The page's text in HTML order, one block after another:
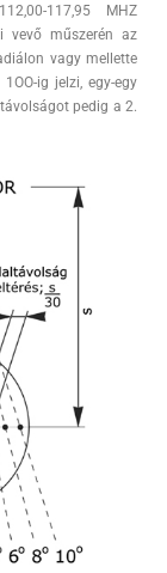
117,95 MHZ
vevő műszerén az
vagy mellette
ig jelzi, egy-egy
pedig a 2.